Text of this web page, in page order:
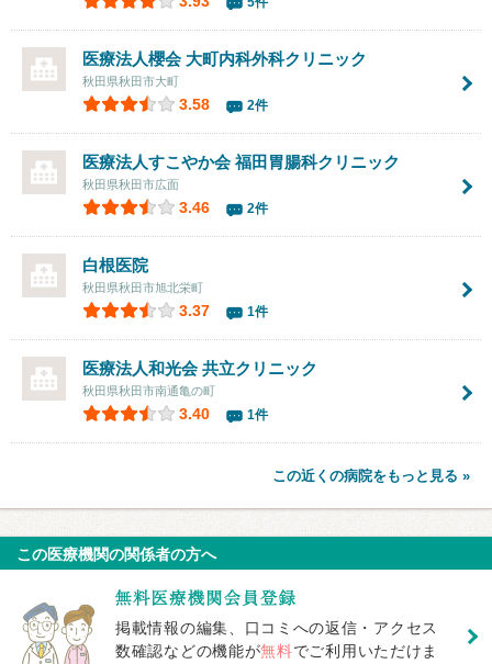
医療法人櫻会 大町内科外科クリニック
秋田県秋田市大町
3.58 2件
医療法人すこやか会福田胃腸科クリニック
秋田県秋田市広面
3.46 2件
白根医院
秋田県秋田市旭北栄町
3.37 1件
医療法人和光会 共立クリニック
秋田県秋田市南通亀の町
3.40 1件
この近くの病院をもっと見る »
この医療機関の関係者の方へ
掲載情報の編集、口コミへの返信・アクセス
数確認などの機能が無料でご利用いただけま